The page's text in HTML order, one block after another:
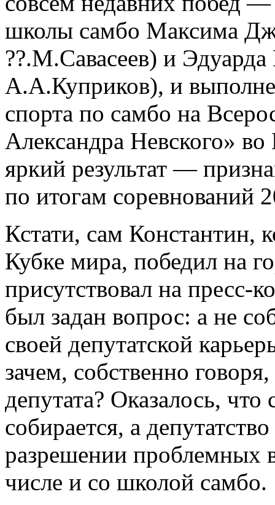
школы самбо Максима
??.М.Савасеев) и
А.А.Куприков), и
спорта по самбо на
Александра Невского»
яркий результат —
по итогам соревнований
Кстати, сам Константин,
Кубке мира, победил на
присутствовал на пресс-
был задан вопрос: а не
своей депутатской
зачем, собственно
депутата? Оказалось,
собирается, а
разрешении проблемных
числе и со школой самбо.